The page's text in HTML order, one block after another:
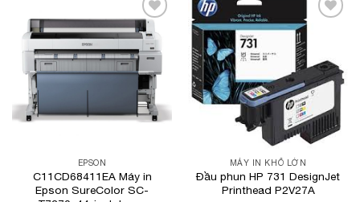
Add to
Wishlist
EPSON
C11CD68411EA Máy in
Epson SureColor SC-
Wishlist
MÁY IN KHỔ LỚN
Đầu phun HP 731 DesignJet
Printhead P2V27A